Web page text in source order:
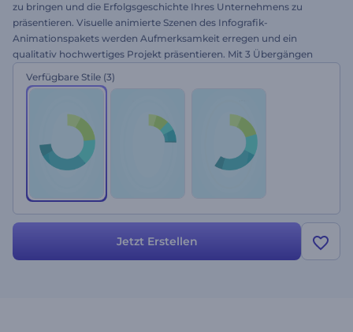
zu bringen und die Erfolgsgeschichte Ihres Unternehmens zu
präsentieren. Visuelle animierte Szenen des Infografik-
Animationspakets werden Aufmerksamkeit erregen und ein
qualitativ hochwertiges Projekt präsentieren. Mit 3 Übergängen
Kartenszenen und verschiedenen animierten Symbolen wurde
Firmenprojekte, Datenübersichten, Werbeanzeigen,
Infografikvideos und viele andere Videos zu erstellen. Holen Sie sich
die gewünschte Szene aus unserer riesigen Bibliothek, geben Sie
Ihre Informationen ein und erstellen Sie Ihre eigene Infografik! Es ist
Verfügbare Stile (3)
Jetzt Erstellen